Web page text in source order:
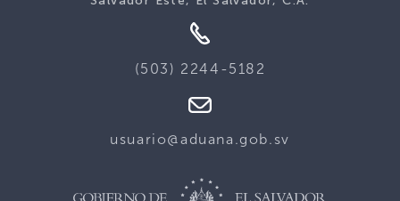
(503) 2244-5182
usuario@aduana.gob.sv